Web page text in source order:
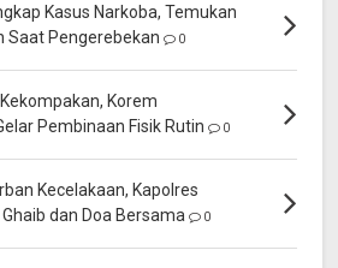
Kasus Narkoba, Temukan
Saat Pengerebekan
0
Korem
Pembinaan Fisik Rutin
0
Kecelakaan, Kapolres
dan Doa Bersama
0